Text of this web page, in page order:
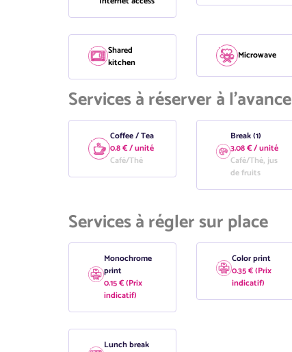
Shared
kitchen
Microwave
Services à réserver à l'avance
Coffee / Tea
0.8 € / unité
Café/Thé
Break (1)
3.08 € / unité
Café/Thé, jus
de fruits
Services à régler sur place
Monochrome
print
0.15 € (Prix
indicatif)
Color print
0.35 € (Prix
indicatif)
Lunch break